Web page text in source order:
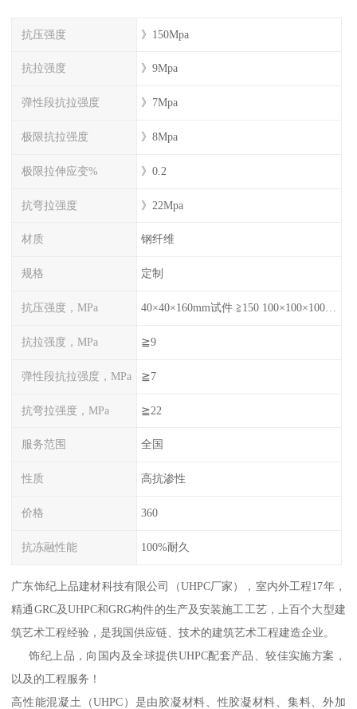
抗压强度 》150Mpa
抗拉强度 》9Mpa
弹性段抗拉强度 》7Mpa
极限抗拉强度 》8Mpa
极限拉伸应变% 》0.2
抗弯拉强度 》22Mpa
材质 钢纤维
规格 定制
抗压强度，MPa 40×40×160mm试件 ≧150 100×100×100mm试件≧120
抗拉强度，MPa ≧9
弹性段抗拉强度，MPa ≧7
抗弯拉强度，MPa ≧22
服务范围 全国
性质 高抗渗性
价格 360
抗冻融性能 100%耐久
广东饰纪上品建材科技有限公司（UHPC厂家），室内外工程17年，
精通GRC及UHPC和GRG构件的生产及安装施工工艺，上百个大型建
筑艺术工程经验，是我国供应链、技术的建筑艺术工程建造企业。
饰纪上品，向国内及全球提供UHPC配套产品、较佳实施方案，
以及的工程服务！
高性能混凝土（UHPC）是由胶凝材料、性胶凝材料、集料、外加